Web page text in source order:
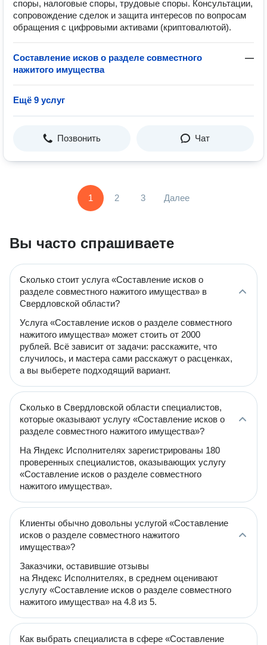
споры, налоговые споры, трудовые споры. Консультации,
сопровождение сделок и защита интересов по вопросам
обращения с цифровыми активами (криптовалютой).
Составление исков о разделе совместного
нажитого имущества
—
Ещё 9 услуг
Позвонить Чат
1 2 3 Далее
Вы часто спрашиваете
Сколько стоит услуга «Составление исков о
разделе совместного нажитого имущества» в
Свердловской области?
Услуга «Составление исков о разделе совместного
нажитого имущества» может стоить от 2000
рублей. Всё зависит от задачи: расскажите, что
случилось, и мастера сами расскажут о расценках,
а вы выберете подходящий вариант.
Сколько в Свердловской области специалистов,
которые оказывают услугу «Составление исков о
разделе совместного нажитого имущества»?
На Яндекс Исполнителях зарегистрированы 180
проверенных специалистов, оказывающих услугу
«Составление исков о разделе совместного
нажитого имущества».
Клиенты обычно довольны услугой «Составление
исков о разделе совместного нажитого
имущества»?
Заказчики, оставившие отзывы
на Яндекс Исполнителях, в среднем оценивают
услугу «Составление исков о разделе совместного
нажитого имущества» на 4.8 из 5.
Как выбрать специалиста в сфере «Составление